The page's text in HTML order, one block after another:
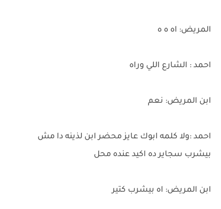
المريض: اه ه ه
احمد : الشارع اللي وراه
ابن المريض: نعم
احمد :ولا كلمه ابوك عايز محضر ابن لذينه دا مش
بيشرب سجاير ده اكيد عنده محل
ابن المريض: اه بيشرب كتير